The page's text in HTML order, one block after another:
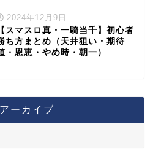
2024年12月9日
【スマスロ真・一騎当千】初心者
ち方まとめ（天井狙い・期待
・恩恵・やめ時・朝一）
ーカイブ